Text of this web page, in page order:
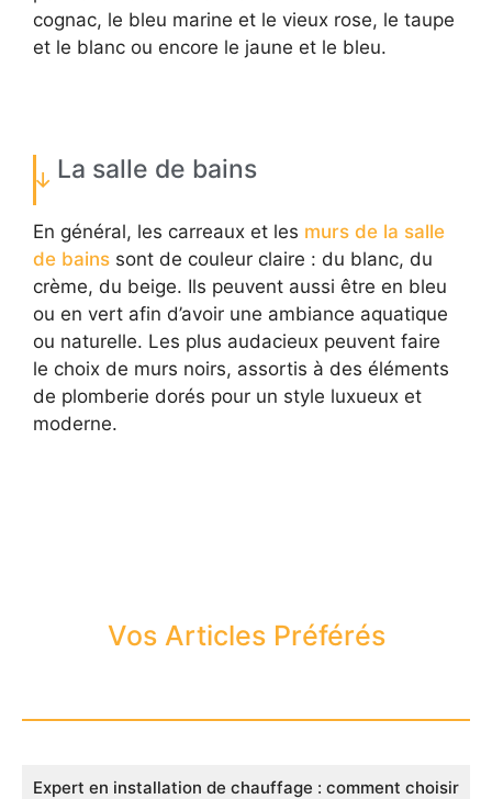
cognac, le bleu marine et le vieux rose, le taupe
et le blanc ou encore le jaune et le bleu.
La salle de bains
En général, les carreaux et les murs de la salle
de bains sont de couleur claire : du blanc, du
crème, du beige. Ils peuvent aussi être en bleu
ou en vert afin d’avoir une ambiance aquatique
ou naturelle. Les plus audacieux peuvent faire
le choix de murs noirs, assortis à des éléments
de plomberie dorés pour un style luxueux et
moderne.
Vos Articles Préférés
Expert en installation de chauffage : comment choisir